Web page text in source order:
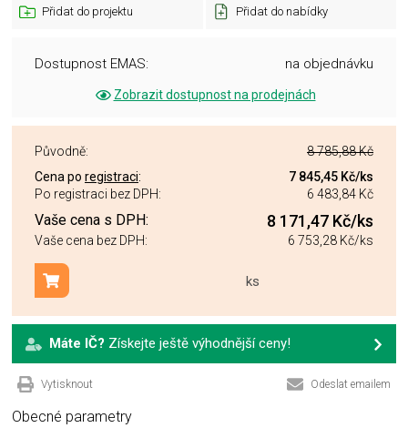
Přidat do projektu Přidat do nabídky
Dostupnost EMAS: na objednávku
Zobrazit dostupnost na prodejnách
Původně:
8 785,88 Kč
Cena po registraci: 7 845,45 Kč/ks
Po registraci bez DPH:
6 483,84 Kč
Vaše cena s DPH: 8 171,47 Kč/ks
Vaše cena bez DPH: 6 753,28 Kč/ks
ks
Přidat do košíku
Máte IČ? Získejte ještě výhodnější ceny!
Vytisknout Odeslat emailem
Obecné parametry